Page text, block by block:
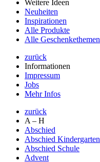
Weitere Ideen
Neuheiten
Inspirationen
Alle Produkte
Alle Geschenkethemen
zurück
Informationen
Impressum
Jobs
Mehr Infos
zurück
A – H
Abschied
Abschied Kindergarten
Abschied Schule
Advent